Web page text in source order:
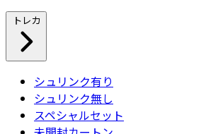
トレカ
シュリンク有り
シュリンク無し
スペシャルセット